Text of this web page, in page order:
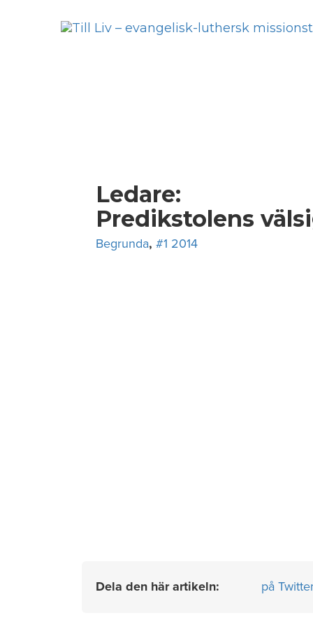
Ledare:
Predikstolens
Begrunda, #1 2014
Dela den här artikeln: på